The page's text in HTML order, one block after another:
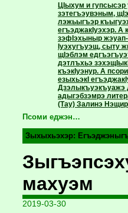
ЦIыхум и
зэтегъэувэным,
лэжьыгъэр
егъэджакIуэхэр. А
зэфIэхыныр
Iуэхугъуэщ, сыту
щIэблэм
дэтлъхьэ
къэкIуэнур. А
езыхьэкI
Дзэлыкъуэкъуажэ
адыгэбзэмрэ
(Тау) Залинэ
Псоми еджэн…
Зыхыхьэхэр:
махуэм
2019-03-30